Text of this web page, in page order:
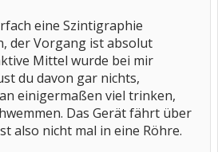
eine Szintigraphie
der Vorgang ist absolut
Mittel wurde bei mir
du davon gar nichts,
einigermaßen viel trinken,
Das Gerät fährt über
also nicht mal in eine Röhre.